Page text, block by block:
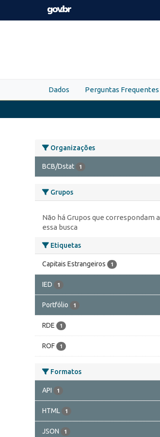
Skip to main content
Dados Perguntas Frequentes
Organizações
BCB/Dstat 1
Grupos
Não há Grupos que correspondam a
essa busca
Etiquetas
Capitais Estrangeiros 1
IED 1
Portfólio 1
RDE 1
ROF 1
Formatos
API 1
HTML 1
JSON 1